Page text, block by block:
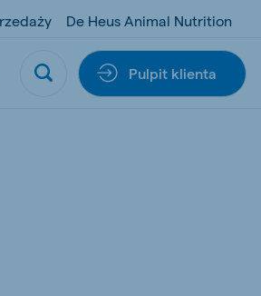
De Heus Animal Nutrition
Pulpit klienta